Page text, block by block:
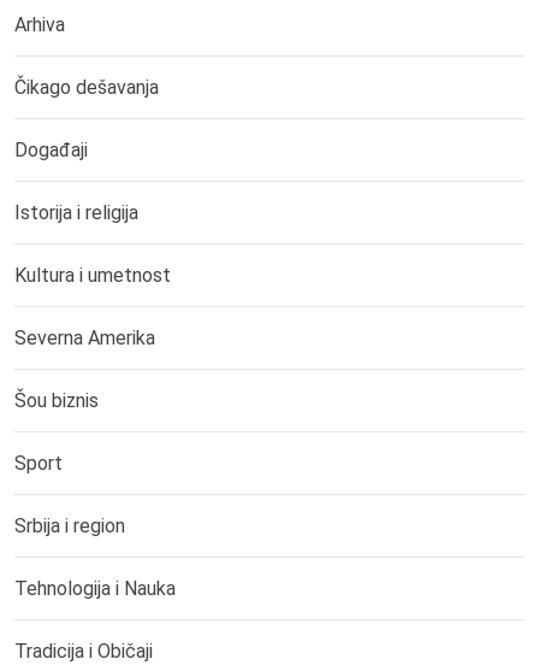
Arhiva
Čikago dešavanja
Događaji
Istorija i religija
Kultura i umetnost
Severna Amerika
Šou biznis
Sport
Srbija i region
Tehnologija i Nauka
Tradicija i Običaji